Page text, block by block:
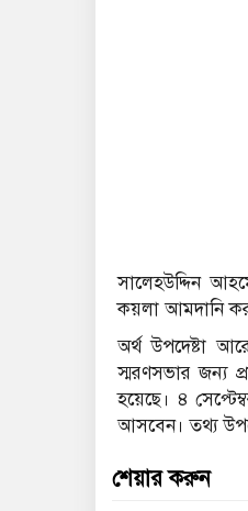
সালেহউদ্দিন
কয়লা আমদানি
অর্থ উপদেষ্টা
স্মরণসভার জন্য
হয়েছে। ৪
আসবেন। তথ্য
শেয়ার করুন